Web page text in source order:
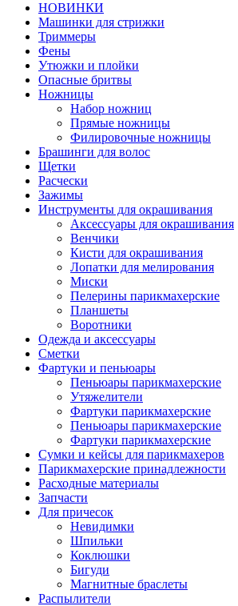
НОВИНКИ
Машинки для стрижки
Триммеры
Фены
Утюжки и плойки
Опасные бритвы
Ножницы
Набор ножниц
Прямые ножницы
Филировочные ножницы
Брашинги для волос
Щетки
Расчески
Зажимы
Инструменты для окрашивания
Аксессуары для окрашивания
Венчики
Кисти для окрашивания
Лопатки для мелирования
Миски
Пелерины парикмахерские
Планшеты
Воротники
Одежда и аксессуары
Сметки
Фартуки и пеньюары
Пеньюары парикмахерские
Утяжелители
Фартуки парикмахерские
Пеньюары парикмахерские
Фартуки парикмахерские
Сумки и кейсы для парикмахеров
Парикмахерские принадлежности
Расходные материалы
Запчасти
Для причесок
Невидимки
Шпильки
Коклюшки
Бигуди
Магнитные браслеты
Распылители